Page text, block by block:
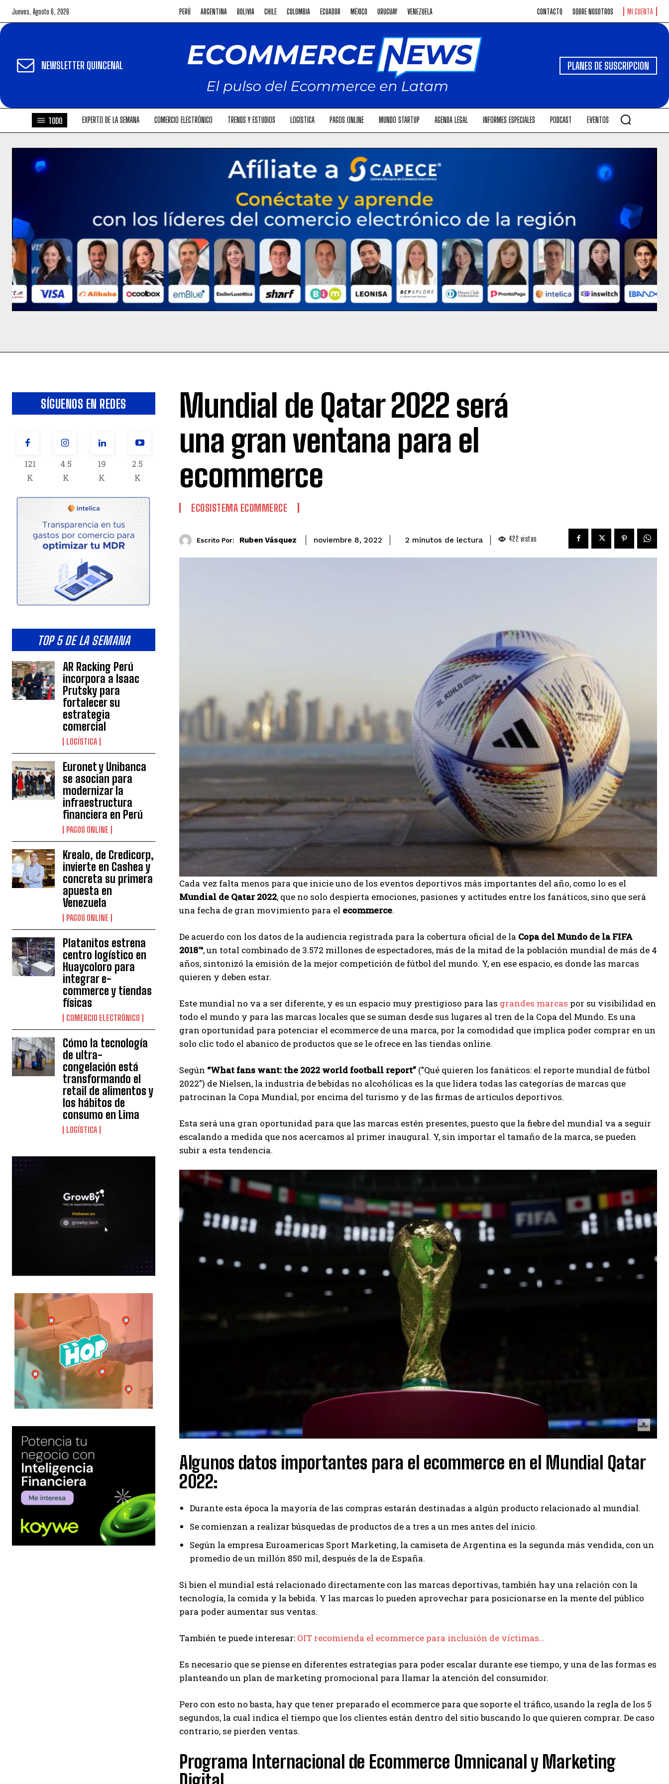
Jueves, Agosto 6, 2026 PERÚ ARGENTINA BOLIVIA CHILE COLOMBIA ECUADOR MÉXICO URUGUAY VENEZUELA CONTACTO SOBRE NOSOTROS MI CUENTA
NEWSLETTER QUINCENAL PLANES DE SUSCRIPCION
TODO EXPERTO DE LA SEMANA COMERCIO ELECTRÓNICO TRENDS Y ESTUDIOS LOGÍSTICA PAGOS ONLINE MUNDO STARTUP AGENDA LEGAL INFORMES ESPECIALES PODCAST EVENTOS
SÍGUENOS EN REDES
121
K
4.5
K
19
K
2.5
K
TOP 5 DE LA SEMANA
AR Racking Perú
incorpora a Isaac
Prutsky para
fortalecer su
estrategia
comercial
LOGÍSTICA
Euronet y Unibanca
se asocian para
modernizar la
infraestructura
financiera en Perú
PAGOS ONLINE
Krealo, de Credicorp,
invierte en Cashea y
concreta su primera
apuesta en
Venezuela
PAGOS ONLINE
Platanitos estrena
centro logístico en
Huaycoloro para
integrar e-
commerce y tiendas
físicas
COMERCIO ELECTRÓNICO
Cómo la tecnología
de ultra-
congelación está
transformando el
retail de alimentos y
los hábitos de
consumo en Lima
LOGÍSTICA
Mundial de Qatar 2022 será
una gran ventana para el
ecommerce
ECOSISTEMA ECOMMERCE
Escrito Por: Ruben Vásquez noviembre 8, 2022 2 minutos de lectura 422 vistas
Cada vez falta menos para que inicie uno de los eventos deportivos más importantes del año, como lo es el
Mundial de Qatar 2022, que no solo despierta emociones, pasiones y actitudes entre los fanáticos, sino que será
una fecha de gran movimiento para el ecommerce.
De acuerdo con los datos de la audiencia registrada para la cobertura oficial de la Copa del Mundo de la FIFA
2018™, un total combinado de 3.572 millones de espectadores, más de la mitad de la población mundial de más de 4
años, sintonizó la emisión de la mejor competición de fútbol del mundo. Y, en ese espacio, es donde las marcas
quieren y deben estar.
Este mundial no va a ser diferente, y es un espacio muy prestigioso para las grandes marcas por su visibilidad en
todo el mundo y para las marcas locales que se suman desde sus lugares al tren de la Copa del Mundo. Es una
gran oportunidad para potenciar el ecommerce de una marca, por la comodidad que implica poder comprar en un
solo clic todo el abanico de productos que se le ofrece en las tiendas online.
Según “What fans want: the 2022 world football report” (”Qué quieren los fanáticos: el reporte mundial de fútbol
2022″) de Nielsen, la industria de bebidas no alcohólicas es la que lidera todas las categorías de marcas que
patrocinan la Copa Mundial, por encima del turismo y de las firmas de artículos deportivos.
Esta será una gran oportunidad para que las marcas estén presentes, puesto que la fiebre del mundial va a seguir
escalando a medida que nos acercamos al primer inaugural. Y, sin importar el tamaño de la marca, se pueden
subir a esta tendencia.
Algunos datos importantes para el ecommerce en el Mundial Qatar
2022:
Durante esta época la mayoría de las compras estarán destinadas a algún producto relacionado al mundial.
Se comienzan a realizar búsquedas de productos de a tres a un mes antes del inicio.
Según la empresa Euroamericas Sport Marketing, la camiseta de Argentina es la segunda más vendida, con un
promedio de un millón 850 mil, después de la de España.
Si bien el mundial está relacionado directamente con las marcas deportivas, también hay una relación con la
tecnología, la comida y la bebida. Y las marcas lo pueden aprovechar para posicionarse en la mente del público
para poder aumentar sus ventas.
También te puede interesar: OIT recomienda el ecommerce para inclusión de víctimas…
Es necesario que se piense en diferentes estrategias para poder escalar durante ese tiempo, y una de las formas es
planteando un plan de marketing promocional para llamar la atención del consumidor.
Pero con esto no basta, hay que tener preparado el ecommerce para que soporte el tráfico, usando la regla de los 5
segundos, la cual indica el tiempo que los clientes están dentro del sitio buscando lo que quieren comprar. De caso
contrario, se pierden ventas.
Programa Internacional de Ecommerce Omnicanal y Marketing